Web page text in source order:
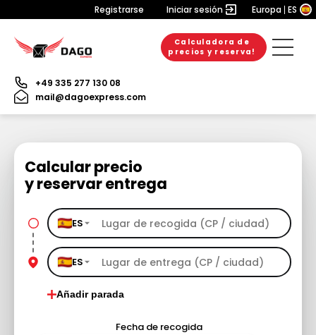
Registrarse Iniciar sesión Europa ES
Calculadora de
precios y reserva!
+49 335 277 130 08
mail@dagoexpress.com
Calcular precio
y reservar entrega
ES
ES
Añadir parada
Fecha de recogida